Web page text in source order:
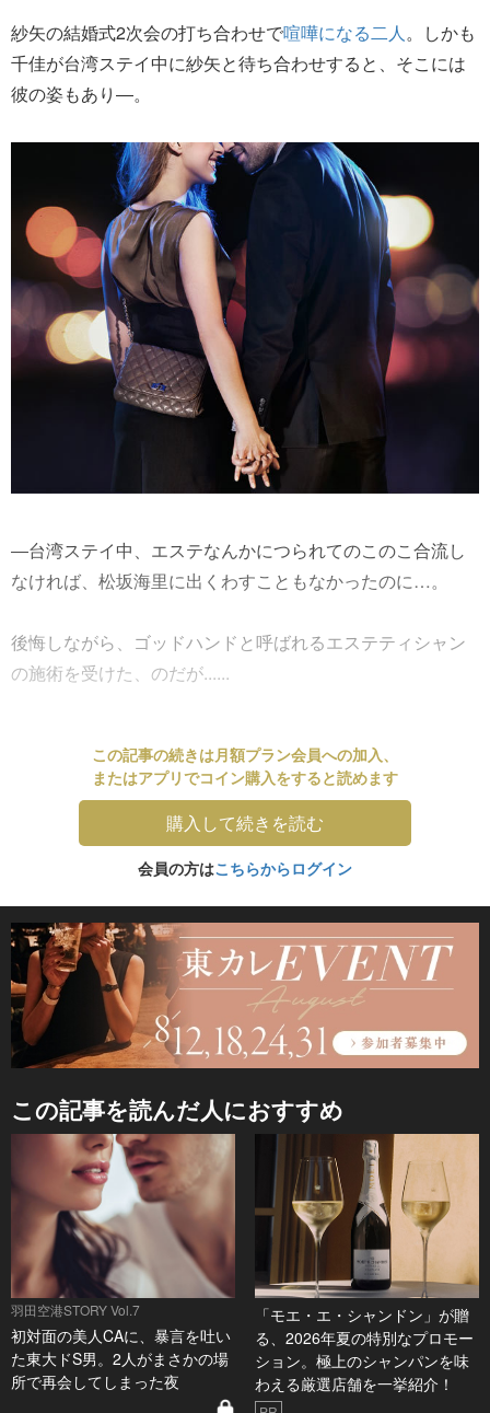
紗矢の結婚式2次会の打ち合わせで喧嘩になる二人 。しかも
千佳が台湾ステイ中に紗矢と待ち合わせすると、そこには
彼の姿もあり―。
―台湾ステイ中、エステなんかにつられてのこのこ合流し
なければ、松坂海里に出くわすこともなかったのに…。
後悔しながら、ゴッドハンドと呼ばれるエステティシャン
の施術を受けた、のだが......
この記事の続きは月額プラン会員への加入、
またはアプリでコイン購入をすると読めます
購入して続きを読む
会員の方はこちらからログイン
この記事を読んだ人におすすめ
羽田空港STORY Vol.7
初対面の美人CAに、暴言を吐い
た東大ドS男。2人がまさかの場
所で再会してしまった夜
「モエ・エ・シャンドン」が贈
る、2026年夏の特別なプロモー
ション。極上のシャンパンを味
わえる厳選店舗を一挙紹介！